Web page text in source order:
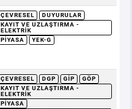
ÇEVRESEL
DUYURULAR
KAYIT VE UZLAŞTIRMA -
ELEKTRIK
PIYASA
YEK-G
ÇEVRESEL DGP GİP
GÖP
KAYIT VE UZLAŞTIRMA -
ELEKTRIK
PIYASA